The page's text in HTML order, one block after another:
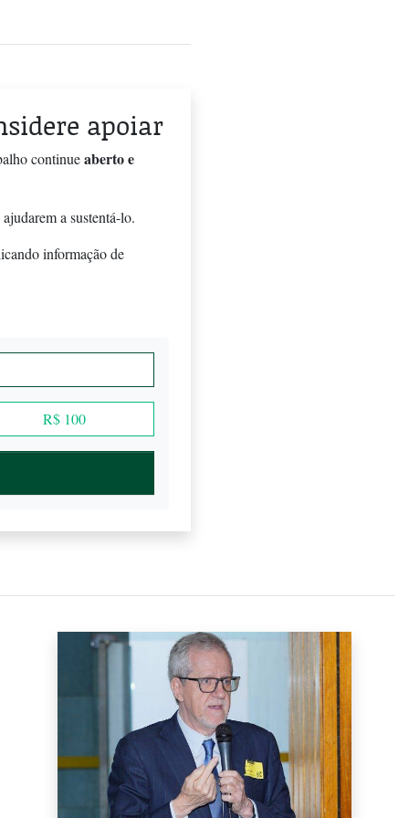
apoiar
continueaberto e
a sustentá-lo.
informação de
R$ 100